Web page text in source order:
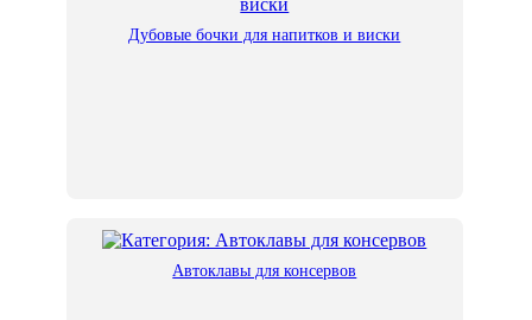
Дубовые бочки для напитков и виски
Автоклавы для консервов